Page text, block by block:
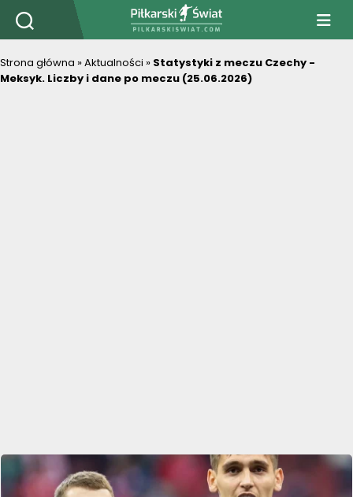
PiłkarskiSwiat.com
Strona główna »Aktualności » Statystyki z meczu Czechy -
Meksyk. Liczby i dane po meczu (25.06.2026)